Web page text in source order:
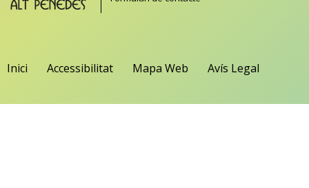
Inici Accessibilitat Mapa Web Avís Legal